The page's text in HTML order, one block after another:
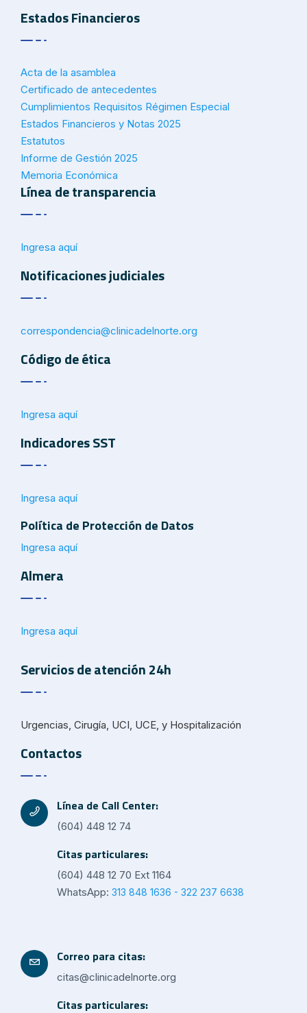
Estados Financieros
Acta de la asamblea
Certificado de antecedentes
Cumplimientos Requisitos Régimen Especial
Estados Financieros y Notas 2025
Estatutos
Informe de Gestión 2025
Memoria Económica
Línea de transparencia
Ingresa aquí
Notificaciones judiciales
correspondencia@clinicadelnorte.org
Código de ética
Ingresa aquí
Indicadores SST
Ingresa aquí
Política de Protección de Datos
Ingresa aquí
Almera
Ingresa aquí
Servicios de atención 24h
Urgencias, Cirugía, UCI, UCE, y Hospitalización
Contactos
Línea de Call Center:
(604) 448 12 74
Citas particulares:
(604) 448 12 70 Ext 1164
WhatsApp: 313 848 1636 - 322 237 6638
Correo para citas:
citas@clinicadelnorte.org
Citas particulares: